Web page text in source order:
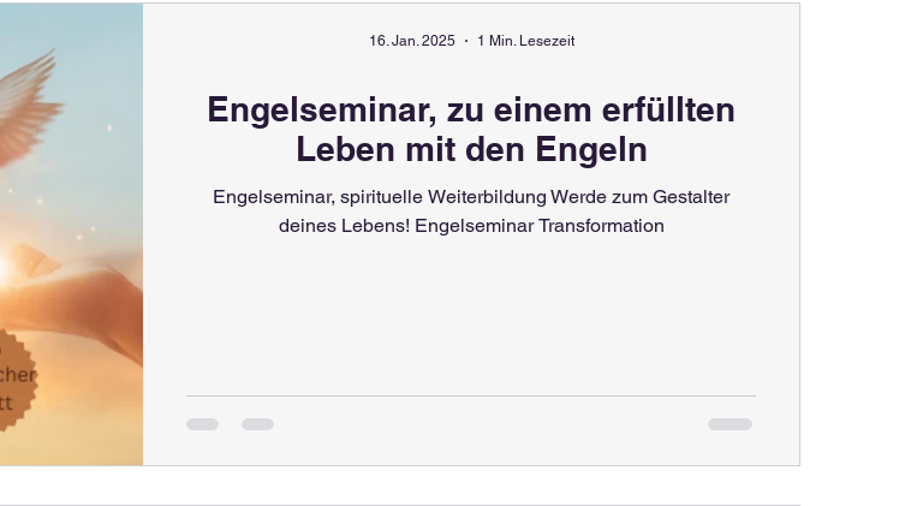
Engelseminar, zu einem erfüllten
Leben mit den Engeln
Engelseminar, spirituelle Weiterbildung Werde zum Gestalter
deines Lebens! Engelseminar Transformation
16. Jan. 2025 1 Min. Lesezeit